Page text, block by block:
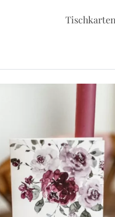
Briefmarke